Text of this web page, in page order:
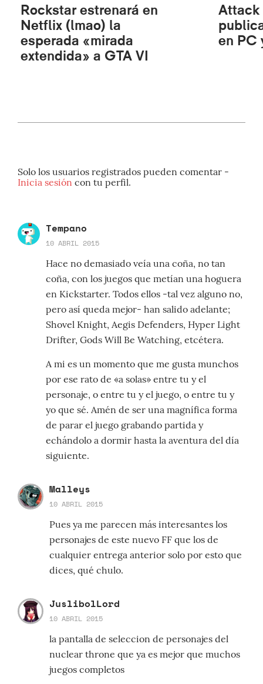
Rockstar estrenará en
Netflix (lmao) la
esperada «mirada
extendida» a GTA VI
Attack
en PC
Solo los usuarios registrados pueden comentar -
Inicia sesión con tu perfil.
Tempano
10 ABRIL 2015
Hace no demasiado veía una coña, no tan
coña, con los juegos que metían una hoguera
en Kickstarter. Todos ellos -tal vez alguno no,
pero así queda mejor- han salido adelante;
Shovel Knight, Aegis Defenders, Hyper Light
Drifter, Gods Will Be Watching, etcétera.
A mi es un momento que me gusta munchos
por ese rato de «a solas» entre tu y el
personaje, o entre tu y el juego, o entre tu y
yo que sé. Amén de ser una magnífica forma
de parar el juego grabando partida y
echándolo a dormir hasta la aventura del día
siguiente.
Malleys
10 ABRIL 2015
Pues ya me parecen más interesantes los
personajes de este nuevo FF que los de
cualquier entrega anterior solo por esto que
dices, qué chulo.
JuslibolLord
10 ABRIL 2015
la pantalla de seleccion de personajes del
nuclear throne que ya es mejor que muchos
juegos completos